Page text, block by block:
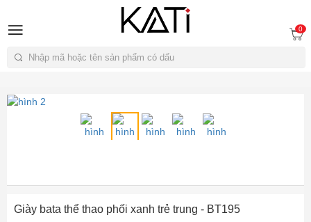
Tìm kiếm
0
Giày bata thể thao phối xanh trẻ trung - BT195